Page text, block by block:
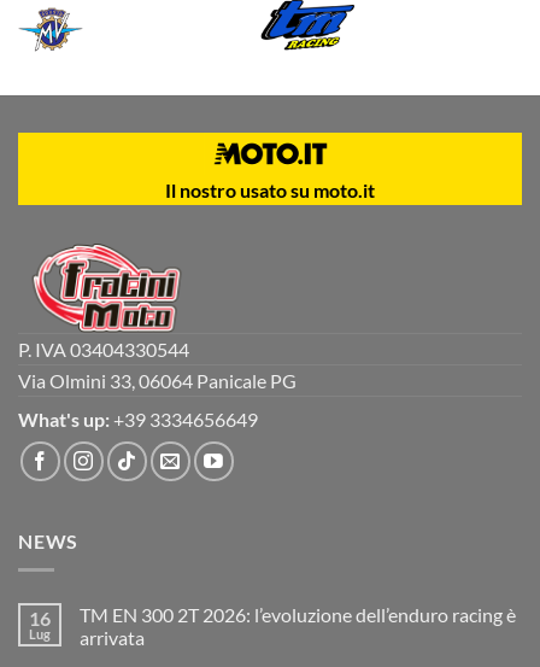
Il nostro usato su moto.it
P. IVA 03404330544
Via Olmini 33, 06064 Panicale PG
What's up: +39 3334656649
NEWS
16
Lug
TM EN 300 2T 2026: l’evoluzione dell’enduro racing è
arrivata